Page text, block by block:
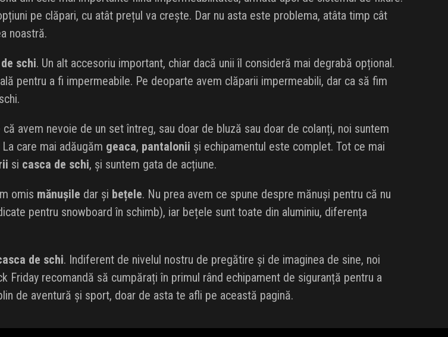
pe clăpari, cu atât prețul va crește. Dar nu asta este problema, atâta timp cât
noastră.
schi. Un alt accesoriu important, chiar dacă unii îl consideră mai degrabă opțional.
pentru a fi impermeabile. Pe deoparte avem clăparii impermeabili, dar ca să fim
că avem nevoie de un set întreg, sau doar de bluză sau doar de colanți, noi suntem
care mai adăugăm geaca, pantalonii și echipamentul este complet. Tot ce mai
si casca de schi, și suntem gata de acțiune.
omis mănușile dar și bețele. Nu prea avem ce spune despre mănuși pentru că nu
pentru snowboard în schimb), iar bețele sunt toate din aluminiu, diferența
de schi. Indiferent de nivelul nostru de pregătire și de imaginea de sine, noi
Friday recomandă să cumpărați în primul rând echipament de siguranță pentru a
de aventură și sport, doar de asta te afli pe această pagină.